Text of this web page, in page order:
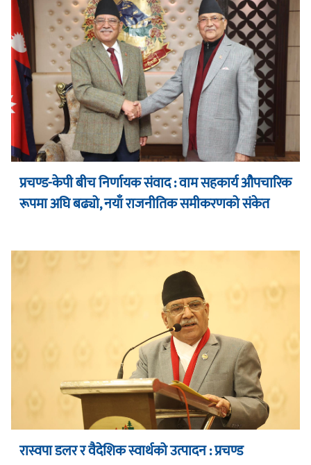
प्रचण्ड-केपी बीच निर्णायक संवाद : वाम सहकार्य औपचारिक
रूपमा अघि बढ्यो, नयाँ राजनीतिक समीकरणको संकेत
रास्वपा डलर र वैदेशिक स्वार्थको उत्पादन : प्रचण्ड